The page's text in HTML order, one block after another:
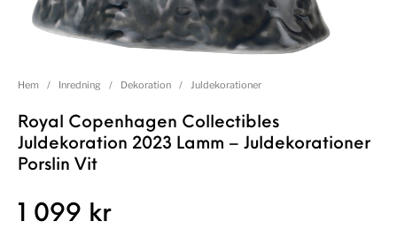
Hem / Inredning / Dekoration / Juldekorationer
Royal Copenhagen Collectibles
Juldekoration 2023 Lamm – Juldekorationer
Porslin Vit
1 099 kr